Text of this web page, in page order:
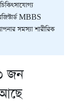
MBBS
সমস্যা শারীরিক
জন